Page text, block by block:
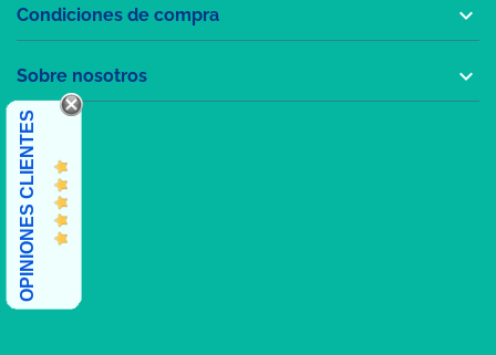
Condiciones de compra 
Sobre nosotros 
OPINIONES CLIENTES